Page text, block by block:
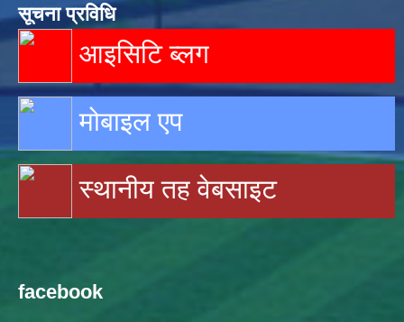
सूचना प्रविधि
आइसिटि ब्लग
मोबाइल एप
स्थानीय तह वेबसाइट
facebook